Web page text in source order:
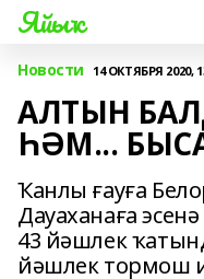
Яйыҡ
Новости 14 ОКТЯБРЯ 2020,
АЛТЫН
ҺӘМ...
Ҡанлы ғауға
Дауаханаға
43 йәшлек
йәшлек тормош